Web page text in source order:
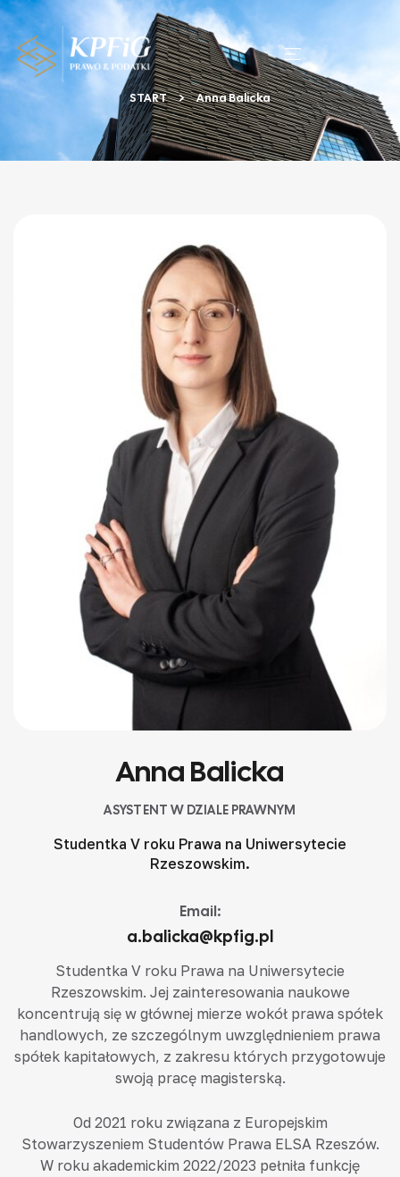
START Anna Balicka
Anna Balicka
ASYSTENT W DZIALE PRAWNYM
Studentka V roku Prawa na Uniwersytecie
Rzeszowskim.
Email:
a.balicka@kpfig.pl
Studentka V roku Prawa na Uniwersytecie
Rzeszowskim. Jej zainteresowania naukowe
koncentrują się w głównej mierze wokół prawa spółek
handlowych, ze szczególnym uwzględnieniem prawa
spółek kapitałowych, z zakresu których przygotowuje
swoją pracę magisterską.
Od 2021 roku związana z Europejskim
Stowarzyszeniem Studentów Prawa ELSA Rzeszów.
W roku akademickim 2022/2023 pełniła funkcję